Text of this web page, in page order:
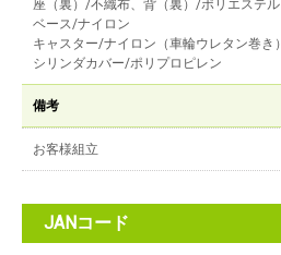
座（裏）/不織布、背（裏）/ポリエステル
ベース/ナイロン
キャスター/ナイロン（車輪ウレタン巻き）
シリンダカバー/ポリプロピレン
備考
お客様組立
JANコード